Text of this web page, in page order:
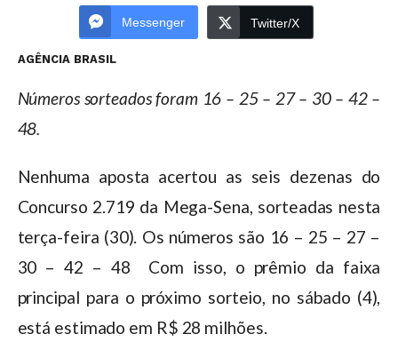
Messenger Twitter/X
AGÊNCIA BRASIL
Números sorteados foram 16 – 25 – 27 – 30 – 42 –
48.
Nenhuma aposta acertou as seis dezenas do
Concurso 2.719 da Mega-Sena, sorteadas nesta
terça-feira (30). Os números são 16 – 25 – 27 –
30 – 42 – 48 Com isso, o prêmio da faixa
principal para o próximo sorteio, no sábado (4),
está estimado em R$ 28 milhões.